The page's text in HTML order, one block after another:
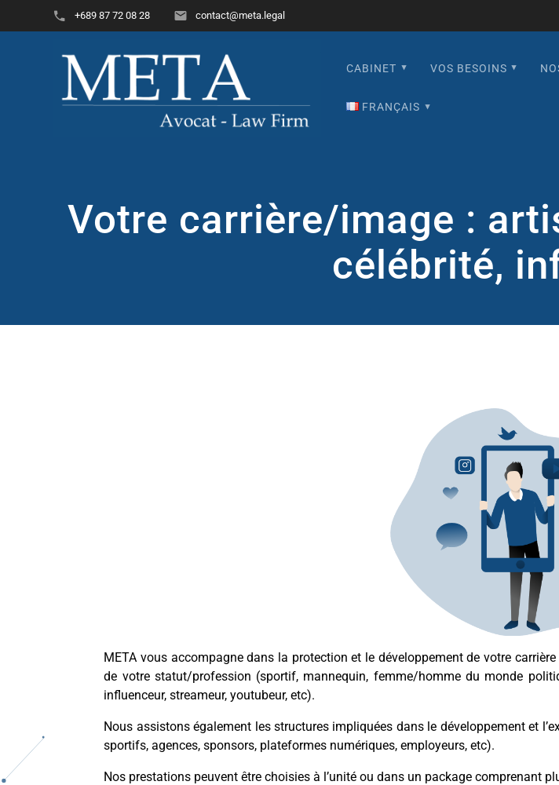
+689 87 72 08 28 contact@meta.legal
CABINET VOS BESOINS
FRANÇAIS
Español
日本語
Votre carrière/image :
célébrité,
META vous accompagne dans la protection et le développement de votre
de votre statut/profession (sportif, mannequin, femme/homme du monde
influenceur, streameur, youtubeur, etc).
Nous assistons également les structures impliquées dans le développement et
sportifs, agences, sponsors, plateformes numériques, employeurs, etc).
Nos prestations peuvent être choisies à l’unité ou dans un package comprenant